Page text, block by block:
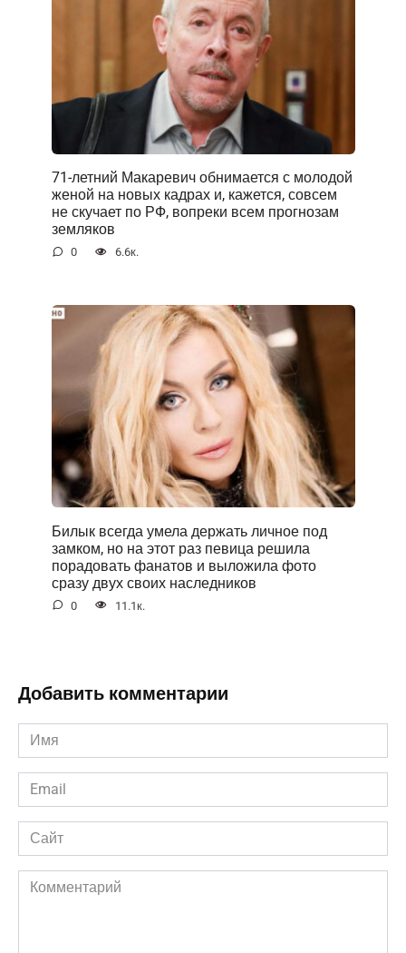
71-летний Макаревич обнимается с молодой
женой на новых кадрах и, кажется, совсем
не скучает по РФ, вопреки всем прогнозам
земляков
0 6.6к.
Билык всегда умела держать личное под
замком, но на этот раз певица решила
порадовать фанатов и выложила фото
сразу двух своих наследников
0 11.1к.
Добавить комментарии
Имя
*
Email
*
Сайт
Комментарий